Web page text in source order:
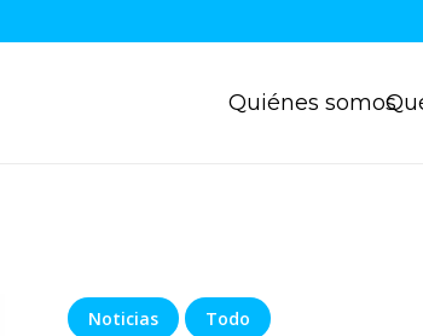
Quiénes somos
Noticias Todo